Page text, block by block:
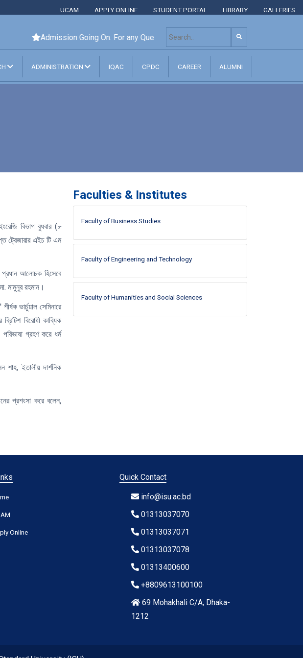
GALLERIES
LIBRARY
STUDENT PORTAL
APPLY ONLINE
UCAM
Admission Going On. For any Query Please Contact: +8801313 400 600,
ADMINISTRATION IQAC CPDC CAREER ALUMNI
বিভাগ বুধবার (৮
ট্রেজারার এইচ টি এম
আলোচক হিসেবে
মামুনুর রহমান।
ভার্চুয়াল সেমিনারে
বিরোধী কাব্যিক
গ্রহণ করে ধর্ম
ইতালীয় দার্শনিক
প্রশংসা করে বলেন,
Faculties & Institutes
Faculty of Business Studies
Faculty of Engineering and Technology
Faculty of Humanities and Social Sciences
Online
Quick Contact
info@isu.ac.bd
01313037070
01313037071
01313037078
01313400600
+8809613100100
69 Mohakhali C/A, Dhaka-
1212